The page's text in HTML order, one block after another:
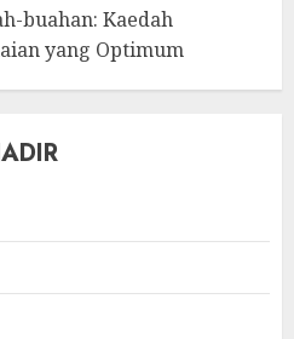
buahan: Kaedah
yang Optimum